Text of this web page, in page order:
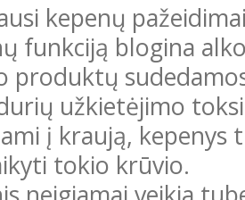
kepenų
funkciją blogina
produktų
užkietėjimo
į kraują,
tokio krūvio.